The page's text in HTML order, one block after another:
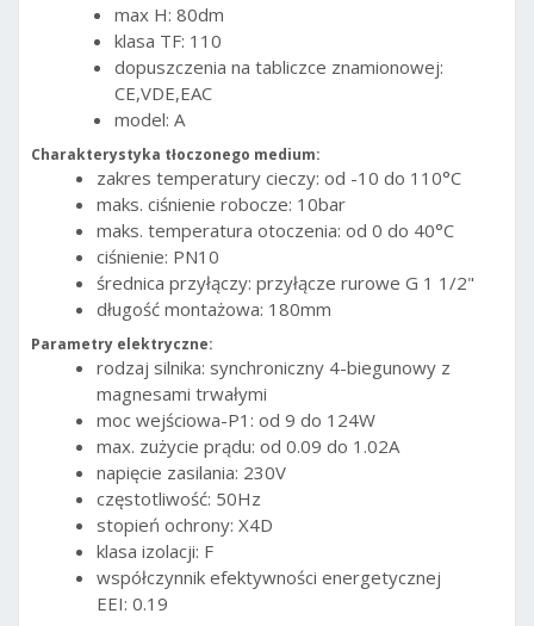
max H: 80dm
klasa TF: 110
dopuszczenia na tabliczce znamionowej:
CE,VDE,EAC
model: A
Charakterystyka tłoczonego medium:
zakres temperatury cieczy: od -10 do 110°C
maks. ciśnienie robocze: 10bar
maks. temperatura otoczenia: od 0 do 40°C
ciśnienie: PN10
średnica przyłączy: przyłącze rurowe G 1 1/2"
długość montażowa: 180mm
Parametry elektryczne:
rodzaj silnika: synchroniczny 4-biegunowy z
magnesami trwałymi
moc wejściowa-P1: od 9 do 124W
max. zużycie prądu: od 0.09 do 1.02A
napięcie zasilania: 230V
częstotliwość: 50Hz
stopień ochrony: X4D
klasa izolacji: F
współczynnik efektywności energetycznej
EEI: 0.19